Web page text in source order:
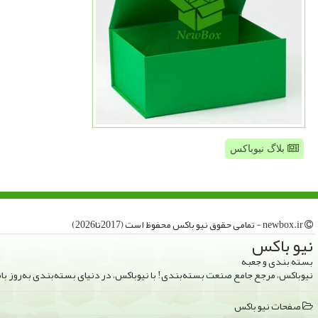
بلاگ نیوباکس
نیو باكس
بسته بندی و جعبه
نیوباکس، مرجع جامع صنعت بسته‌بندی! با نیوباکس، در دنیای بسته‌بندی به‌روز
صفحات نیو باكس